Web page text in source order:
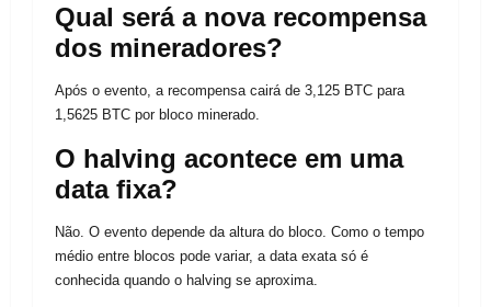
Qual será a nova recompensa
dos mineradores?
Após o evento, a recompensa cairá de 3,125 BTC para
1,5625 BTC por bloco minerado.
O halving acontece em uma
data fixa?
Não. O evento depende da altura do bloco. Como o tempo
médio entre blocos pode variar, a data exata só é
conhecida quando o halving se aproxima.